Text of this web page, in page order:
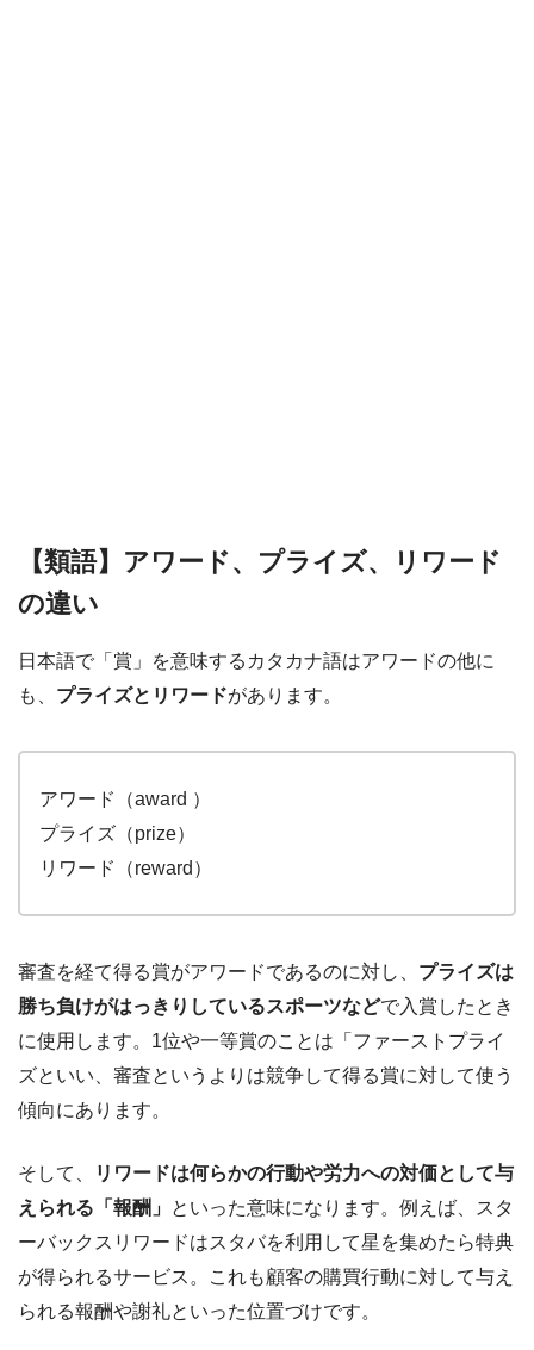
【類語】アワード、プライズ、リワード
の違い
日本語で「賞」を意味するカタカナ語はアワードの他に
も、 プライズとリワードがあります。
アワード（award ）
プライズ（prize）
リワード（reward）
審査を経て得る賞がアワードであるのに対し、 プライズは
勝ち負けがはっきりしているスポーツなどで入賞したとき
に使用します。1位や一等賞のことは「ファーストプライ
ズといい、審査というよりは競争して得る賞に対して使う
傾向にあります。
そして、
リワードは何らかの行動や労力への対価として与
えられる「報酬」 といった意味になります。例えば、スタ
ーバックスリワードはスタバを利用して星を集めたら特典
が得られるサービス。これも顧客の購買行動に対して与え
られる報酬や謝礼といった位置づけです。